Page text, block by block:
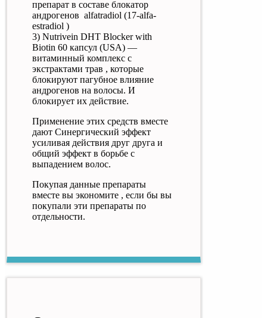
препарат в составе блокатор
андрогенов alfatradiol (17-alfa-
estradiol )
3) Nutrivein DHT Blocker with
Biotin 60 капсул (USA) —
витаминный комплекс с
экстрактами трав , которые
блокируют пагубное влияние
андрогенов на волосы. И
блокирует их действие.
Применение этих средств вместе
дают Синергический эффект
усиливая действия друг друга и
общий эффект в борьбе с
выпадением волос.
Покупая данные препараты
вместе вы экономите , если бы вы
покупали эти препараты по
отдельности.